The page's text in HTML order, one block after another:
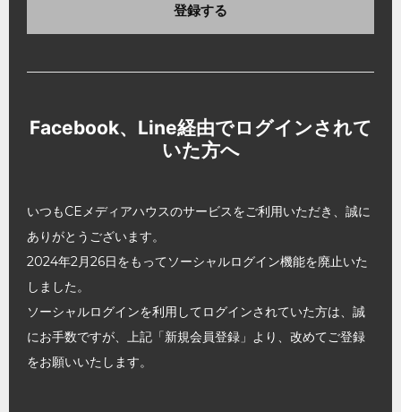
登録する
Facebook、Line経由でログインされて
いた方へ
いつもCEメディアハウスのサービスをご利用いただき、誠に
ありがとうございます。
2024年2月26日をもってソーシャルログイン機能を廃止いた
しました。
ソーシャルログインを利用してログインされていた方は、誠
にお手数ですが、上記「新規会員登録」より、改めてご登録
をお願いいたします。